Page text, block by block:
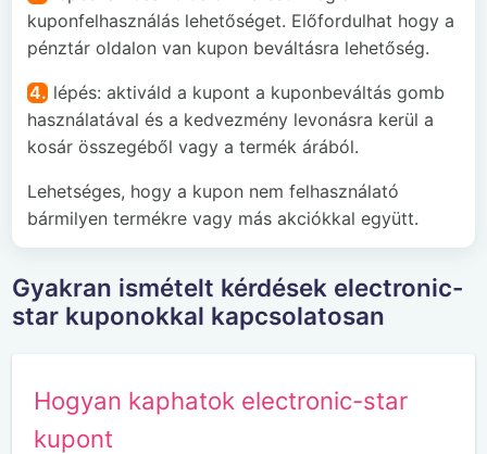
kuponfelhasználás lehetőséget. Előfordulhat hogy a
pénztár oldalon van kupon beváltásra lehetőség.
4. lépés: aktiváld a kupont a kuponbeváltás gomb
használatával és a kedvezmény levonásra kerül a
kosár összegéből vagy a termék árából.
Lehetséges, hogy a kupon nem felhasználató
bármilyen termékre vagy más akciókkal együtt.
Gyakran ismételt kérdések electronic-
star kuponokkal kapcsolatosan
Hogyan kaphatok electronic-star
kupont